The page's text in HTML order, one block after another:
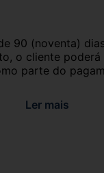
90 (noventa)
o cliente
parte do
Ler mais